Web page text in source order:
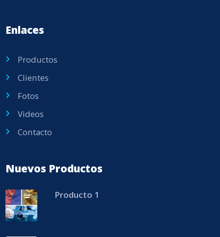
Enlaces
Productos
Clientes
Fotos
Videos
Contacto
Nuevos Productos
Producto 1